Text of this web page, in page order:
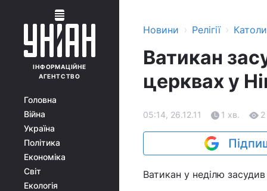
ІНФОРМАЦІЙНЕ
АГЕНТСТВО
Головна
Війна
Україна
Політика
Економіка
Світ
Екологія
Новини › Релігії ›
Ватикан
церквах у
05:14, 26.12.11 1 хв. 2
Ватикан у неділю